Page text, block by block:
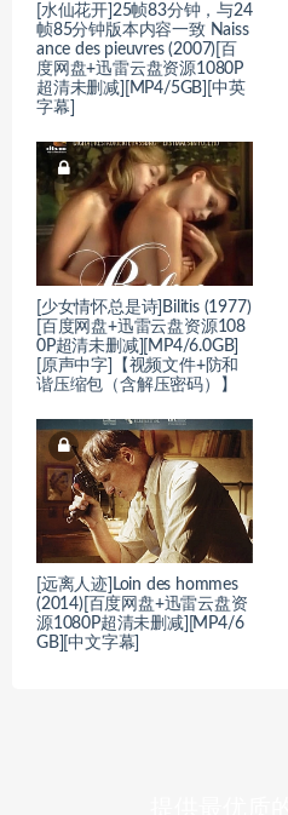
[水仙花开]25帧83分钟，与24
帧85分钟版本内容一致 Naiss
ance des pieuvres (2007)[百
度网盘+迅雷云盘资源1080P
超清未删减][MP4/5GB][中英
字幕]
[少女情怀总是诗]Bilitis (1977)
[百度网盘+迅雷云盘资源108
0P超清未删减][MP4/6.0GB]
[原声中字]【视频文件+防和
谐压缩包（含解压密码）】
[远离人迹]Loin des hommes
(2014)[百度网盘+迅雷云盘资
源1080P超清未删减][MP4/6
GB][中文字幕]